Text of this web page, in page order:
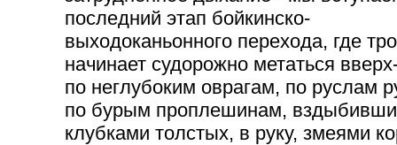
последний этап бойкинско-
выходоканьонного перехода, где
начинает судорожно метаться
по неглубоким оврагам, по руслам
по бурым проплешинам,
клубками толстых, в руку, змеями